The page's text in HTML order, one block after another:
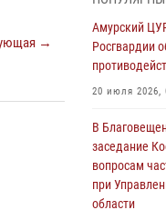
→
Более 2,5
амурчанам
основе
28 июля 2026,
Итоги
Амурской
2026 года
27 июля 2026,
Амурский
Росгвардии
20 июля 2026,
В
заседание
вопросам
при
области